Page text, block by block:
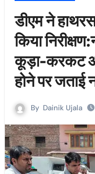
डीएम ने
किया
कूड़ा-करकट
होने पर जताई
By Dainik Ujala